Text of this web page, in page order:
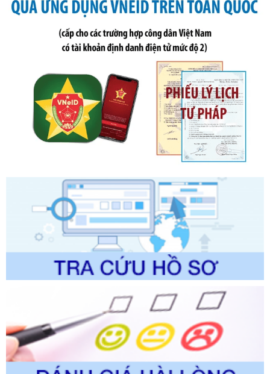
Số kí hiệu: 291/2026/NĐ-CP
Tên: Nghị định số 291/2026/NĐ-CP của Chính phủ: Sửa
đổi, bổ sung một số điều của Nghị định số 125/2020/NĐ-СР
ngày 19 tháng 10 năm 2020 của Chính phủ quy định xử
phạt vi phạm hành chính về thuế, hóa đơn được sửa đổi, bổ
sung bởi Nghị định số 102/2021/NĐ-CP
Ngày ban hành: 20/07/2026
Số kí hiệu:2303/QĐ-UBND
Tên: Quyết định công bố Danh mục thủ tục hành chính mới
ban hành, được sửa đổi, bổ sung, bị bãi bỏ và phê duyệt
Quy trình nội bộ, quy trình điện tử giải quyết thủ tục hành
chính trong một số lĩnh vực thuộc phạm vi chức năng quản
Số kí hiệu:2304/QĐ-UBND
Tên: Quyết định công bố Danh mục thủ tục hành chính
được sửa đổi, bổ sung và phê duyệt Quy trình nội bộ, quy
trình điện tử giải quyết thủ tục hành chính trong lĩnh vực Du
lịch thuộc phạm vi chức năng quản lý của Sở Văn hóa, Thể
Ngày ban hành: 01/06/2026
Tên: Về việc công bố Danh mục thủ tục hành chính sửa
đổi, bổ sung và phê duyệt Quy trình nội bộ, quy trình điện tử
trong giải quyết thủtục hành chính lĩnh vực biến đổi khí hậu
thuộc phạm vi giải quyết của Sở Nông nghiệp và Môi
trường
Ngày ban hành: 01/06/2026